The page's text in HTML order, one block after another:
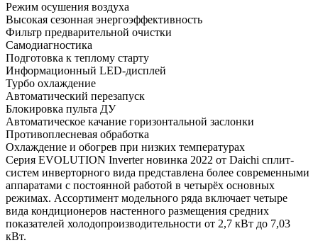
Режим осушения воздуха
Высокая сезонная энергоэффективность
Фильтр предварительной очистки
Самодиагностика
Подготовка к теплому старту
Информационный LED-дисплей
Турбо охлаждение
Автоматический перезапуск
Блокировка пульта ДУ
Автоматическое качание горизонтальной заслонки
Противоплесневая обработка
Охлаждение и обогрев при низких температурах
Серия EVOLUTION Inverter новинка 2022 от Daichi сплит-
систем инверторного вида представлена более современными
аппаратами с постоянной работой в четырёх основных
режимах. Ассортимент модельного ряда включает четыре
вида кондиционеров настенного размещения средних
показателей холодопроизводительности от 2,7 кВт до 7,03
кВт.